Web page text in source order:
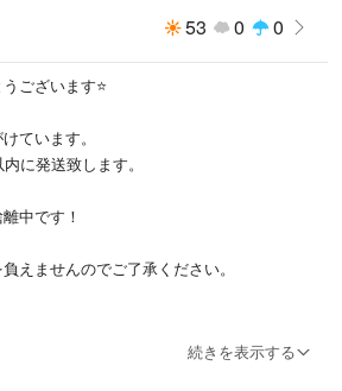
53 0 0
ございます⭐️
ています。
に発送致します。
中です！
えませんのでご了承ください。
続きを表示する